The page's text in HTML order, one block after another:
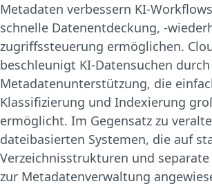
Metadaten verbessern KI-
schnelle Datenentdeckung, -
zugriffssteuerung ermöglichen.
beschleunigt KI-Datensuchen
Metadatenunterstützung, die
Klassifizierung und Indexierung
ermöglicht. Im Gegensatz zu
dateibasierten Systemen, die auf
Verzeichnisstrukturen und
zur Metadatenverwaltung